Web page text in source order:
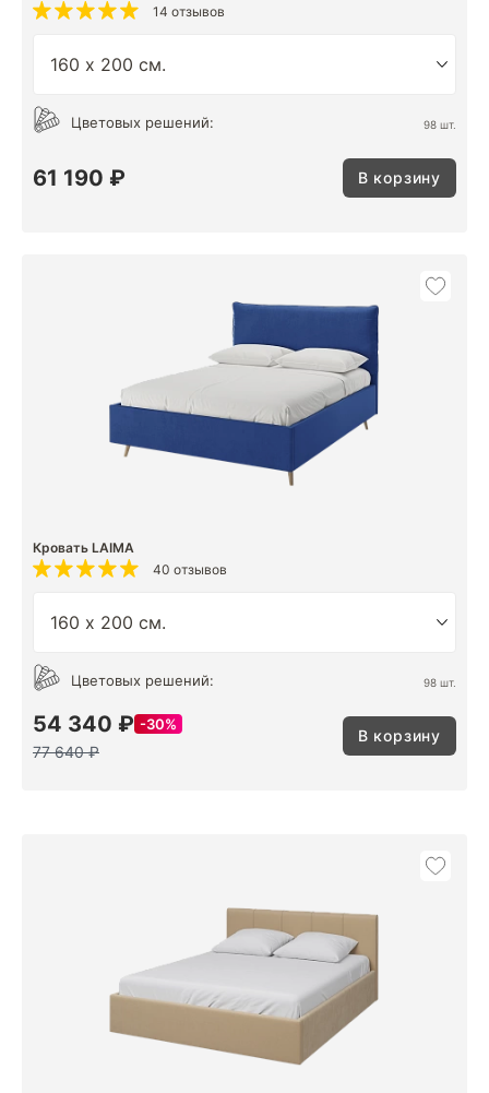
14 отзывов
Цветовых решений: 98 шт.
61 190 ₽ В корзину
Кровать LAIMA
40 отзывов
Цветовых решений: 98 шт.
54 340 ₽ 30%
77 640 ₽
В корзину